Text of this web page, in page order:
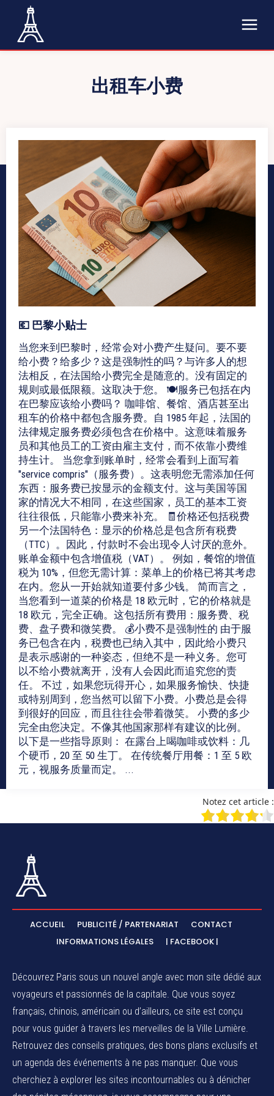
出租车小费
💶 巴黎小贴士
当您来到巴黎时，经常会对小费产生疑问。要不要
给小费？给多少？这是强制性的吗？与许多人的想
法相反，在法国给小费完全是随意的。没有固定的
规则或最低限额。这取决于您。 🍽️服务已包括在内
在巴黎应该给小费吗？ 咖啡馆、餐馆、酒店甚至出
租车的价格中都包含服务费。自 1985 年起，法国的
法律规定服务费必须包含在价格中。这意味着服务
员和其他员工的工资由雇主支付，而不依靠小费维
持生计。 当您拿到账单时，经常会看到上面写着
"service compris"（服务费）。这表明您无需添加任何
东西：服务费已按显示的金额支付。这与美国等国
家的情况大不相同，在这些国家，员工的基本工资
往往很低，只能靠小费来补充。 🧾价格还包括税费
另一个法国特色：显示的价格总是包含所有税费
（TTC）。因此，付款时不会出现令人讨厌的意外。
账单金额中包含增值税（VAT）。 例如，餐馆的增值
税为 10%，但您无需计算：菜单上的价格已将其考虑
在内。您从一开始就知道要付多少钱。 简而言之，
当您看到一道菜的价格是 18 欧元时，它的价格就是
18 欧元，完全正确。这包括所有费用：服务费、税
费、盘子费和微笑费。 💰小费不是强制性的 由于服
务已包含在内，税费也已纳入其中，因此给小费只
是表示感谢的一种姿态，但绝不是一种义务。您可
以不给小费就离开，没有人会因此而追究您的责
任。 不过，如果您玩得开心，如果服务愉快、快捷
或特别周到，您当然可以留下小费。小费总是会得
到很好的回应，而且往往会带着微笑。 小费的多少
完全由您决定。不像其他国家那样有建议的比例。
以下是一些指导原则： 在露台上喝咖啡或饮料：几
个硬币，20 至 50 生丁。 在传统餐厅用餐：1 至 5 欧
元，视服务质量而定。 ...
Notez cet article :
ACCUEIL PUBLICITÉ / PARTENARIAT
CONTACT
INFORMATIONS LÉGALES
| FACEBOOK |
Découvrez Paris sous un nouvel angle avec mon site dédié aux
voyageurs et passionnés de la capitale. Que vous soyez
français, chinois, américain ou d’ailleurs, ce site est conçu
pour vous guider à travers les merveilles de la Ville Lumière.
Retrouvez des conseils pratiques, des bons plans exclusifs et
un agenda des événements à ne pas manquer. Que vous
cherchiez à explorer les sites incontournables ou à dénicher